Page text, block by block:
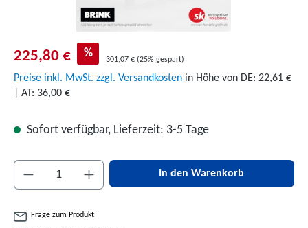
225,80 € % 301,07 € (25% gespart)
Preise inkl. MwSt. zzgl. Versandkosten in Höhe von DE: 22,61 €
| AT: 36,00 €
Sofort verfügbar, Lieferzeit: 3-5 Tage
Produkt Anzahl: Gib den gewünschten Wert
In den Warenkorb
Frage zum Produkt